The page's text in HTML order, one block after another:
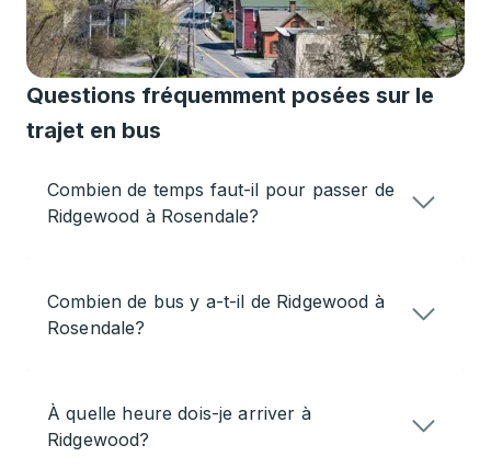
Questions fréquemment posées sur le
trajet en bus
Combien de temps faut-il pour passer de
Ridgewood à Rosendale?
Combien de bus y a-t-il de Ridgewood à
Rosendale?
À quelle heure dois-je arriver à
Ridgewood?